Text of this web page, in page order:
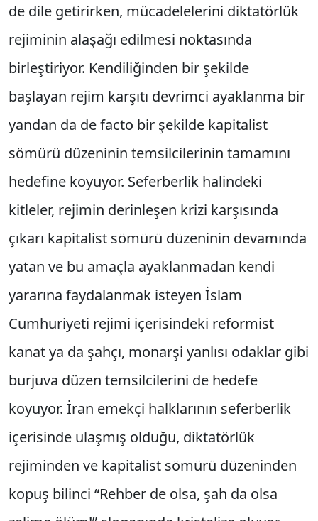
de dile getirirken, mücadelelerini diktatörlük
rejiminin alaşağı edilmesi noktasında
birleştiriyor. Kendiliğinden bir şekilde
başlayan rejim karşıtı devrimci ayaklanma bir
yandan da de facto bir şekilde kapitalist
sömürü düzeninin temsilcilerinin tamamını
hedefine koyuyor. Seferberlik halindeki
kitleler, rejimin derinleşen krizi karşısında
çıkarı kapitalist sömürü düzeninin devamında
yatan ve bu amaçla ayaklanmadan kendi
yararına faydalanmak isteyen İslam
Cumhuriyeti rejimi içerisindeki reformist
kanat ya da şahçı, monarşi yanlısı odaklar gibi
burjuva düzen temsilcilerini de hedefe
koyuyor. İran emekçi halklarının seferberlik
içerisinde ulaşmış olduğu, diktatörlük
rejiminden ve kapitalist sömürü düzeninden
kopuş bilinci “Rehber de olsa, şah da olsa